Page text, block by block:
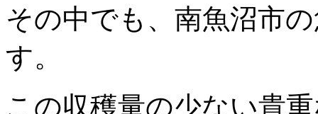
その中でも、南魚沼市
す。
この収穫量の少ない貴